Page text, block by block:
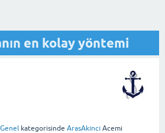
en kolay yöntemi
kategorisinde ArasAkıncı Acemi